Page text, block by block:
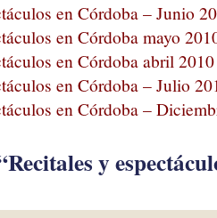
en Córdoba – Junio
en Córdoba mayo
en Córdoba abril 2010
en Córdoba – Julio
en Córdoba –
y